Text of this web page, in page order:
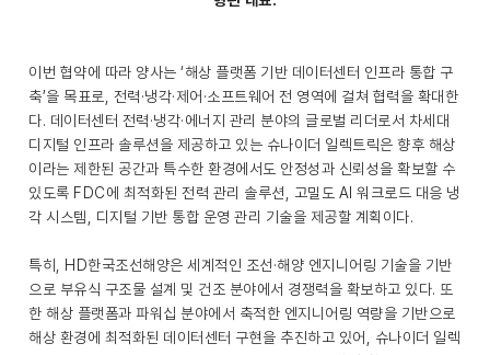
이번 협약에 따라 양사는 ‘해상 플랫폼 기반 데이터센터 인프라 통합 구
축’을 목표로, 전력·냉각·제어·소프트웨어 전 영역에 걸쳐 협력을 확대한
다. 데이터센터 전력·냉각·에너지 관리 분야의 글로벌 리더로서 차세대
디지털 인프라 솔루션을 제공하고 있는 슈나이더 일렉트릭은 향후 해상
이라는 제한된 공간과 특수한 환경에서도 안정성과 신뢰성을 확보할 수
있도록 FDC에 최적화된 전력 관리 솔루션, 고밀도 AI 워크로드 대응 냉
각 시스템, 디지털 기반 통합 운영 관리 기술을 제공할 계획이다.
특히, HD한국조선해양은 세계적인 조선·해양 엔지니어링 기술을 기반
으로 부유식 구조물 설계 및 건조 분야에서 경쟁력을 확보하고 있다. 또
한 해상 플랫폼과 파워십 분야에서 축적한 엔지니어링 역량을 기반으로
해상 환경에 최적화된 데이터센터 구현을 추진하고 있어, 슈나이더 일렉